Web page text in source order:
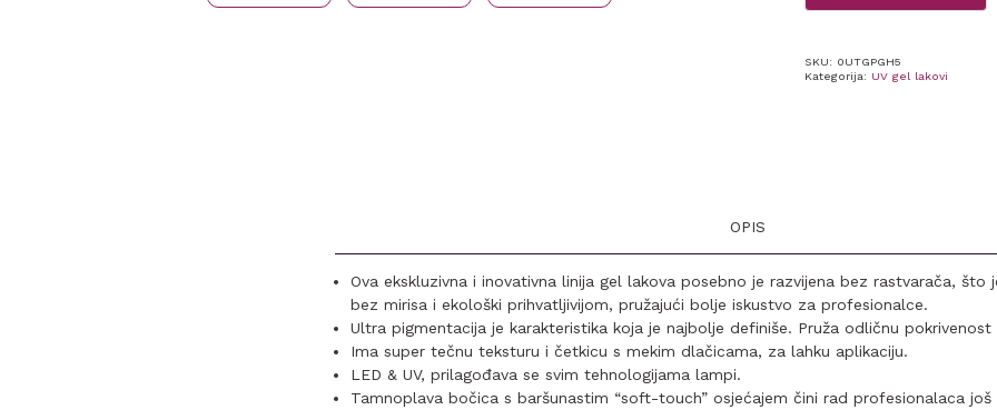
SKU: 0UTGPGH5
Kategorija: UV gel lakovi
OPIS
Ova ekskluzivna i inovativna linija gel lakova posebno je razvijena bez rastvarača, što
bez mirisa i ekološki prihvatljivijom, pružajući bolje iskustvo za profesionalce.
Ultra pigmentacija je karakteristika koja je najbolje definiše. Pruža odličnu
Ima super tečnu teksturu i četkicu s mekim dlačicama, za lahku aplikaciju.
LED & UV, prilagođava se svim tehnologijama lampi.
Tamnoplava bočica s baršunastim “soft-touch” osjećajem čini rad profesionalaca još